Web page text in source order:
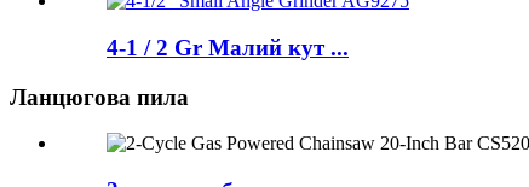
4-1 / 2 Gr Малий кут ...
Ланцюгова пила